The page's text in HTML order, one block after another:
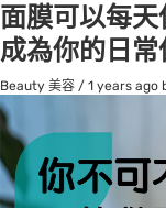
面膜可以每
成為你的日常
Beauty 美容 / 1 years ago